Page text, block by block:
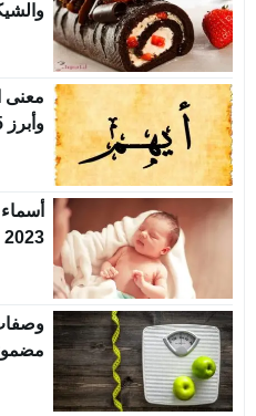
معنى
وأبرز 5 أسماء دلع
2023